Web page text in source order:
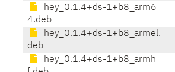
hey_0.1.4+ds-1+b8_arm6
4.deb
hey_0.1.4+ds-1+b8_armel.
deb
hey_0.1.4+ds-1+b8_armh